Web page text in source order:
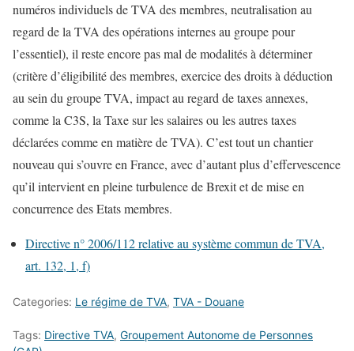
numéros individuels de TVA des membres, neutralisation au
regard de la TVA des opérations internes au groupe pour
l’essentiel), il reste encore pas mal de modalités à déterminer
(critère d’éligibilité des membres, exercice des droits à déduction
au sein du groupe TVA, impact au regard de taxes annexes,
comme la C3S, la Taxe sur les salaires ou les autres taxes
déclarées comme en matière de TVA). C’est tout un chantier
nouveau qui s’ouvre en France, avec d’autant plus d’effervescence
qu’il intervient en pleine turbulence de Brexit et de mise en
concurrence des Etats membres.
Directive n° 2006/112 relative au système commun de TVA,
art. 132, 1, f)
Categories: Le régime de TVA, TVA - Douane
Tags: Directive TVA, Groupement Autonome de Personnes